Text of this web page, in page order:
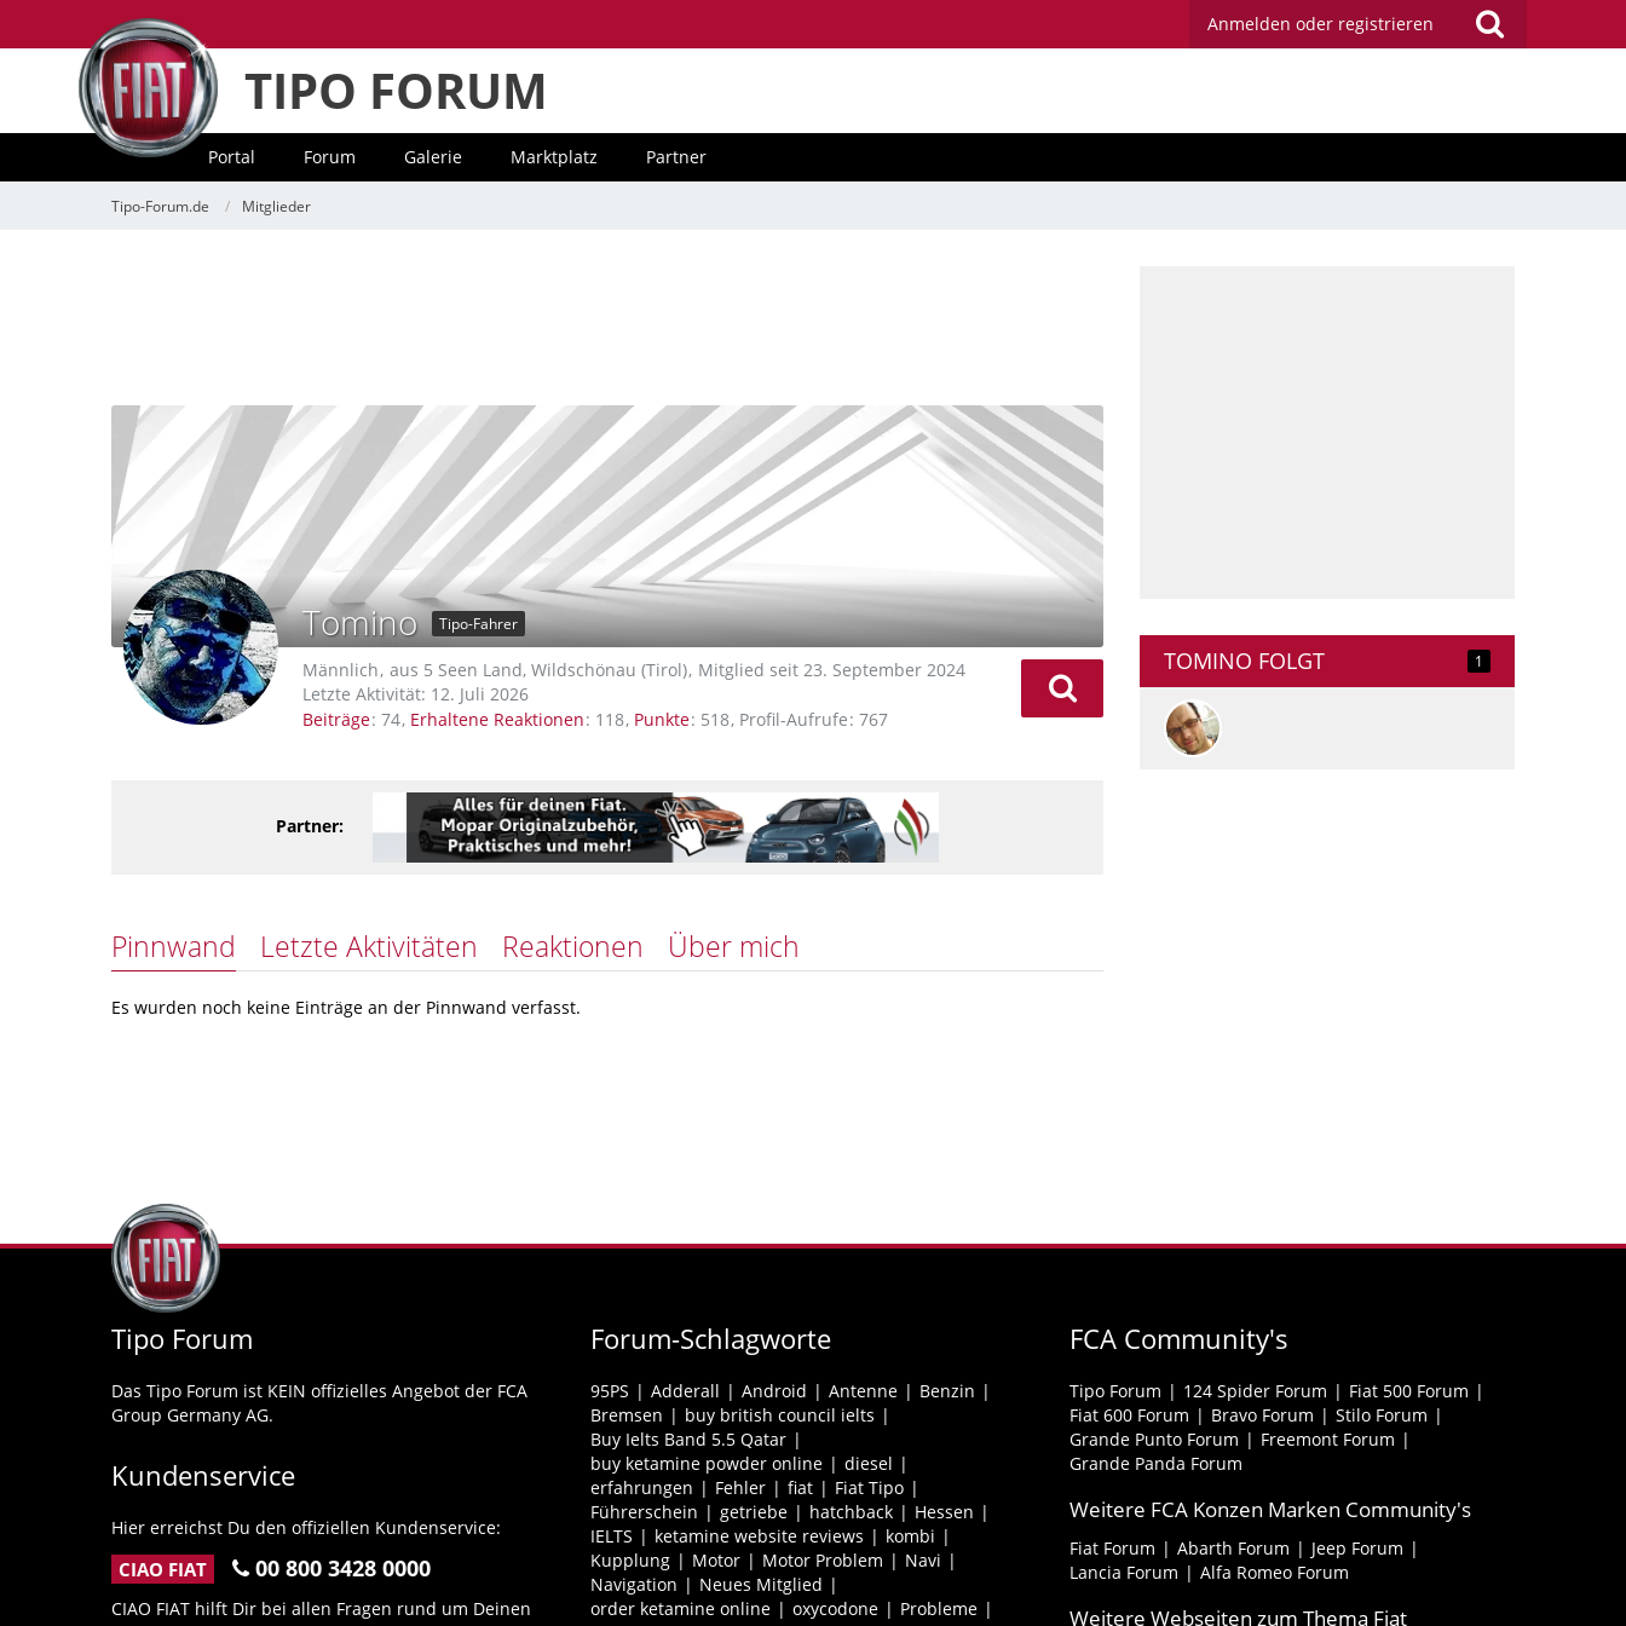
Anmelden oder registrieren
TIPO FORUM
Portal Forum Galerie Marktplatz Partner
Tipo-Forum.de Mitglieder
Tomino Tipo-Fahrer
Männlich aus 5 Seen Land, Wildschönau (Tirol) Mitglied seit 23. September 2024
Letzte Aktivität: 12. Juli 2026
Beiträge 74 Erhaltene Reaktionen 118 Punkte 518 Profil-Aufrufe 767
Partner:
Pinnwand Letzte Aktivitäten Reaktionen Über mich
Es wurden noch keine Einträge an der Pinnwand verfasst.
TOMINO FOLGT 1
Tipo Forum
Das Tipo Forum ist KEIN offizielles Angebot der FCA
Group Germany AG.
Kundenservice
Hier erreichst Du den offiziellen Kundenservice:
CIAO FIAT 00 800 3428 0000
CIAO FIAT hilft Dir bei allen Fragen rund um Deinen
Forum-Schlagworte
95PS Adderall Android Antenne
Benzin
Bremsen
buy british council ielts
Buy Ielts Band 5.5 Qatar
buy ketamine powder online
diesel
erfahrungen
Fehler fiat
Fiat Tipo
Führerschein
getriebe hatchback
Hessen
IELTS
ketamine website reviews
kombi
Kupplung
Motor Motor Problem
Navi
Navigation
Neues Mitglied
order ketamine online
oxycodone
Probleme
FCA Community's
Tipo Forum 124 Spider Forum
Fiat 500 Forum
Fiat 600 Forum
Bravo Forum
Stilo Forum
Grande Punto Forum
Freemont Forum
Grande Panda Forum
Weitere FCA Konzen Marken Community's
Fiat Forum Abarth Forum
Jeep Forum
Lancia Forum
Alfa Romeo Forum
Weitere Webseiten zum Thema Fiat